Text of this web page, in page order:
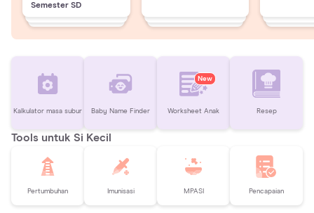
Semester SD
Kalkulator masa subur Baby Name Finder
New
Worksheet Anak Resep
Tools untuk Si Kecil
Pertumbuhan Imunisasi MPASI Pencapaian